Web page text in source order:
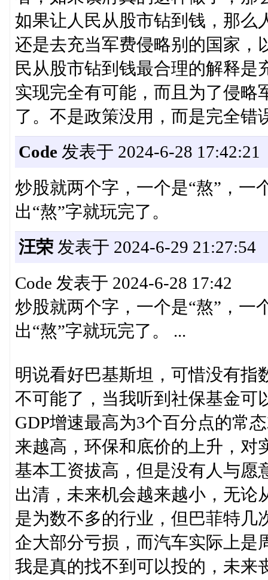
如果让人民从股市钻到钱，那么
还是去充当军费侵略别的国家，
民从股市钻到钱最合理的解释
实现完全有可能，而且为了侵略
了。不是政策没用，而是完全错
Code发表于 2024-6-28 17:42:21
炒股就两个字，一个是“熬”，一
出“熬”字就玩完了。
汪荣发表于 2024-6-29 21:27:54
Code 发表于 2024-6-28 17:42
炒股就两个字，一个是“熬”，一
出“熬”字就玩完了。 ...
明说看好巴基斯坦，可惜没有指
不可能了，当我听到社保基金可
GDP增速最高为3个百分点的常
来越高，环保和底价的上升，对
基本工资拔高，但是没有人与愿
出清，未来机会越来越小，无论
是为数不多的行业，但巴菲特几
企大部分亏损，而汽车实际上是
我是真的找不到可以投的，未来